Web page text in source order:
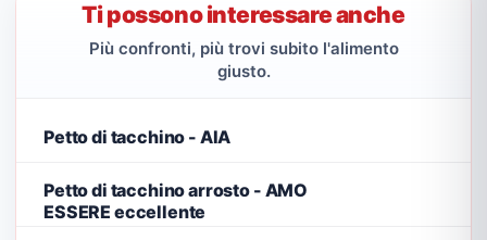
Ti possono interessare anche
Più confronti, più trovi subito l'alimento
giusto.
Petto di tacchino - AIA
Petto di tacchino arrosto - AMO
ESSERE eccellente